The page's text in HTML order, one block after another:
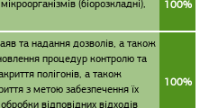
(біорозкладні),
100%
та надання дозволів, а також
процедур контролю та
полігонів, а також
з метою забезпечення їх
відповідних відходів
100%